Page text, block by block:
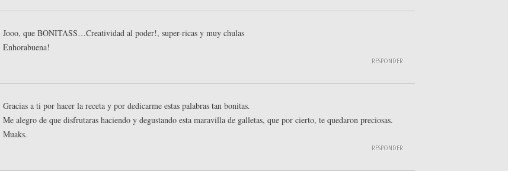
Jooo, que BONITASS…Creatividad al poder!, super-ricas y muy chulas
Enhorabuena!
RESPONDER
Gracias a ti por hacer la receta y por dedicarme estas palabras tan bonitas.
Me alegro de que disfrutaras haciendo y degustando esta maravilla de galletas, que por cierto, te quedaron preciosas.
Muaks.
RESPONDER